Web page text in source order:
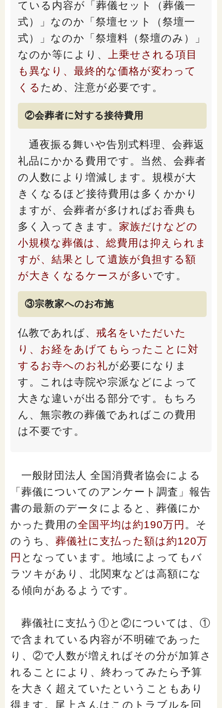
サイトマップ
閉じる
ている内容が「葬儀セット（葬儀一
式）」なのか「祭壇セット（祭壇一
式）」なのか「祭壇料（祭壇のみ）」
なのか等により、
上乗せされる項目
も異なり、最終的な価格が変わって
くる ため、注意が必要です。
②会葬者に対する接待費用
通夜振る舞いや告別式料理、会葬返
礼品にかかる費用です。当然、会葬者
の人数により増減します。規模が大
きくなるほど接待費用は多くかかり
ますが、会葬者が多ければお香典も
多く入ってきます。 家族だけなどの
小規模な葬儀は、総費用は抑えられま
すが、結果として遺族が負担する額
が大きくなるケースが多いです。
③宗教家へのお布施
仏教であれば、 戒名をいただいた
り、お経をあげてもらったことに対
するお寺へのお礼が必要になりま
す。これは寺院や宗派などによって
大きな違いが出る部分です。もちろ
ん、無宗教の葬儀であればこの費用
は不要です。
一般財団法人 全国消費者協会による
「葬儀についてのアンケート調査」報告
書の最新のデータによると、葬儀にか
かった費用の全国平均は約190万円 。そ
のうち、 葬儀社に支払った額は約120万
円 となっています。地域によってもバ
ラツキがあり、北関東などは高額にな
る傾向があるようです。
葬儀社に支払う①と②については、①
で含まれている内容が不明確であった
り、②で人数が増えればその分が加算さ
れることにより、終わってみたら予算
を大きく超えていたということもあり
得ます。尾上さんはこのトラブルを回